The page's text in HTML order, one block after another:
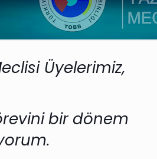
Üyelerimiz,
bir dönem